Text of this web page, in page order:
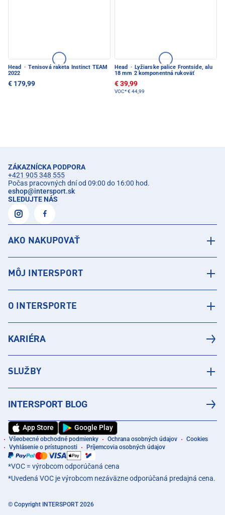
Head · Tenisová raketa Instinct TEAM
2022
€ 179,99
Head · Lyžiarske palice Frontside, alu
18 mm 2 komponentná rukoväť
€ 39,99
VOC*€ 44,99
ZÁKAZNÍCKA PODPORA
+421 905 348 555
Počas pracovných dní od 09:00 do 16:00 hod.
eshop@intersport.sk
SLEDUJTE NÁS
AKO NAKUPOVAŤ
MÔJ INTERSPORT
O INTERSPORTE
KARIÉRA
SLUŽBY
INTERSPORT BLOG
App Store Google Play
Všeobecné obchodné podmienky Ochrana osobných údajov
Cookies
Vyhlásenie o prístupnosti
Príjemcovia osobných údajov
*VOC = výrobcom odporúčaná cena
*Uvedená VOC je výrobcom nezáväzne odporúčaná predajná cena.
© Copyright INTERSPORT 2026